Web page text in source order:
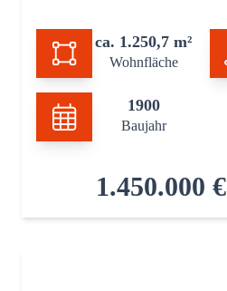
ca. 1.250,7 m²
Wohnfläche
1900
Baujahr
1.450.000 €